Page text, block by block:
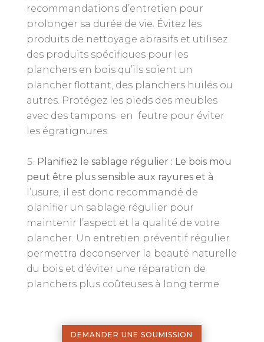
recommandations d’entretien pour
prolonger sa durée de vie. Évitez les
produits de nettoyage abrasifs et utilisez
des produits spécifiques pour les
planchers en bois qu’ils soient un
plancher flottant, des planchers huilés ou
autres. Protégez les pieds des meubles
avec des tampons en feutre pour éviter
les égratignures.
Planifiez le sablage régulier : Le bois mou
peut être plus sensible aux rayures et à
l’usure, il est donc recommandé de
planifier un sablage régulier pour
maintenir l’aspect et la qualité de votre
plancher. Un entretien préventif régulier
permettra deconserver la beauté naturelle
du bois et d’éviter une réparation de
planchers plus coûteuses à long terme.
DEMANDER UNE SOUMISSION